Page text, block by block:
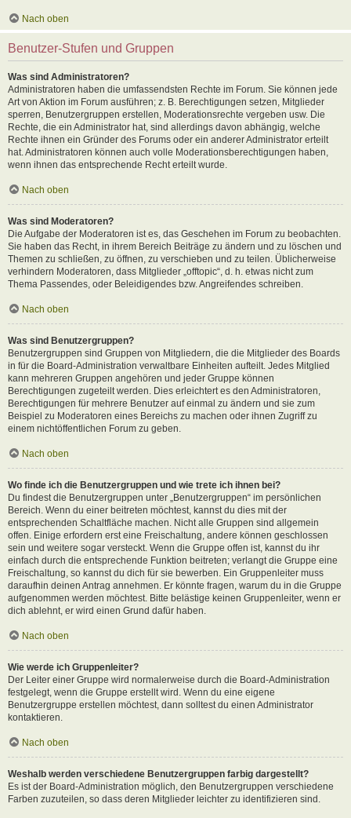
Nach oben
Benutzer-Stufen und Gruppen
Was sind Administratoren?
Administratoren haben die umfassendsten Rechte im Forum. Sie können jede
Art von Aktion im Forum ausführen; z. B. Berechtigungen setzen, Mitglieder
sperren, Benutzergruppen erstellen, Moderationsrechte vergeben usw. Die
Rechte, die ein Administrator hat, sind allerdings davon abhängig, welche
Rechte ihnen ein Gründer des Forums oder ein anderer Administrator erteilt
hat. Administratoren können auch volle Moderationsberechtigungen haben,
wenn ihnen das entsprechende Recht erteilt wurde.
Nach oben
Was sind Moderatoren?
Die Aufgabe der Moderatoren ist es, das Geschehen im Forum zu beobachten.
Sie haben das Recht, in ihrem Bereich Beiträge zu ändern und zu löschen und
Themen zu schließen, zu öffnen, zu verschieben und zu teilen. Üblicherweise
verhindern Moderatoren, dass Mitglieder „offtopic“, d. h. etwas nicht zum
Thema Passendes, oder Beleidigendes bzw. Angreifendes schreiben.
Nach oben
Was sind Benutzergruppen?
Benutzergruppen sind Gruppen von Mitgliedern, die die Mitglieder des Boards
in für die Board-Administration verwaltbare Einheiten aufteilt. Jedes Mitglied
kann mehreren Gruppen angehören und jeder Gruppe können
Berechtigungen zugeteilt werden. Dies erleichtert es den Administratoren,
Berechtigungen für mehrere Benutzer auf einmal zu ändern und sie zum
Beispiel zu Moderatoren eines Bereichs zu machen oder ihnen Zugriff zu
einem nichtöffentlichen Forum zu geben.
Nach oben
Wo finde ich die Benutzergruppen und wie trete ich ihnen bei?
Du findest die Benutzergruppen unter „Benutzergruppen“ im persönlichen
Bereich. Wenn du einer beitreten möchtest, kannst du dies mit der
entsprechenden Schaltfläche machen. Nicht alle Gruppen sind allgemein
offen. Einige erfordern erst eine Freischaltung, andere können geschlossen
sein und weitere sogar versteckt. Wenn die Gruppe offen ist, kannst du ihr
einfach durch die entsprechende Funktion beitreten; verlangt die Gruppe eine
Freischaltung, so kannst du dich für sie bewerben. Ein Gruppenleiter muss
daraufhin deinen Antrag annehmen. Er könnte fragen, warum du in die Gruppe
aufgenommen werden möchtest. Bitte belästige keinen Gruppenleiter, wenn er
dich ablehnt, er wird einen Grund dafür haben.
Nach oben
Wie werde ich Gruppenleiter?
Der Leiter einer Gruppe wird normalerweise durch die Board-Administration
festgelegt, wenn die Gruppe erstellt wird. Wenn du eine eigene
Benutzergruppe erstellen möchtest, dann solltest du einen Administrator
kontaktieren.
Nach oben
Weshalb werden verschiedene Benutzergruppen farbig dargestellt?
Es ist der Board-Administration möglich, den Benutzergruppen verschiedene
Farben zuzuteilen, so dass deren Mitglieder leichter zu identifizieren sind.